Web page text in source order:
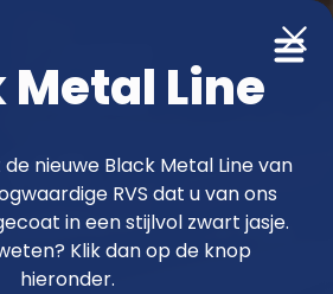
fraaier met RVS van
Metal Line
nieuwe Black Metal Line van
RVS dat u van ons
in een stijlvol zwart jasje.
Klik dan op de knop
hieronder.